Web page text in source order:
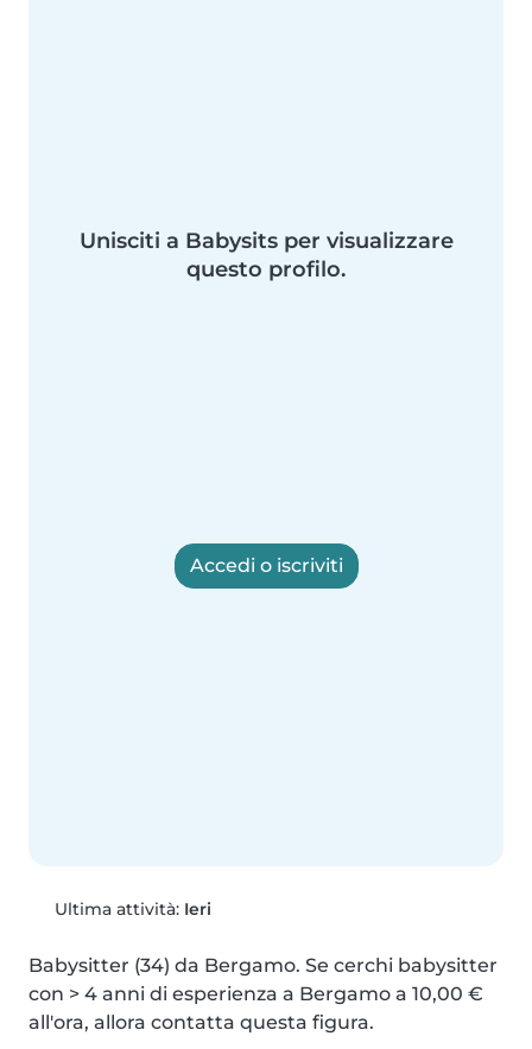
Unisciti a Babysits per visualizzare
questo profilo.
Accedi o iscriviti
Ultima attività: Ieri
Babysitter (34) da Bergamo. Se cerchi babysitter
con > 4 anni di esperienza a Bergamo a 10,00 €
all'ora, allora contatta questa figura.